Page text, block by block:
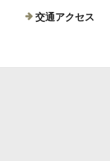
交通アクセス